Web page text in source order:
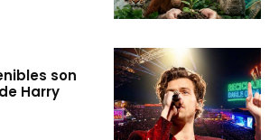
son
Harry